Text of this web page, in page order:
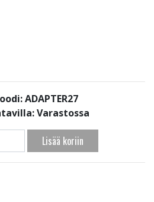
ADAPTER27
Varastossa
Lisää koriin